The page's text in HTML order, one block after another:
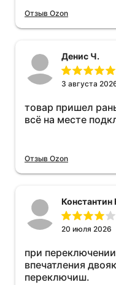
Отзыв Ozon
Денис Ч.
3 августа
товар пришел
всё на месте
Отзыв Ozon
Константин
20 июля 2026
при
впечатления
переключиш.